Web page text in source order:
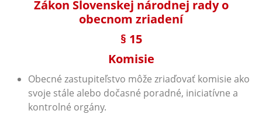
Zákon Slovenskej národnej rady o
obecnom zriadení
§ 15
Komisie
Obecné zastupiteľstvo môže zriaďovať komisie ako
svoje stále alebo dočasné poradné, iniciatívne a
kontrolné orgány.